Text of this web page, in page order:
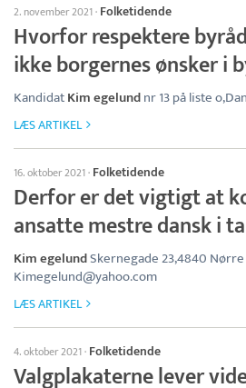
2. november 2021· Folketidende
Hvorfor respektere
ikke borgernes ønsker i
KandidatKim egelundnr 13 på liste
LÆS ARTIKEL
16. oktober 2021· Folketidende
Derfor er det vigtigt at
ansatte mestre dansk i
Kim egelundSkernegade 23,4840
Kimegelund@yahoo.com
LÆS ARTIKEL
4. oktober 2021· Folketidende
Valgplakaterne lever